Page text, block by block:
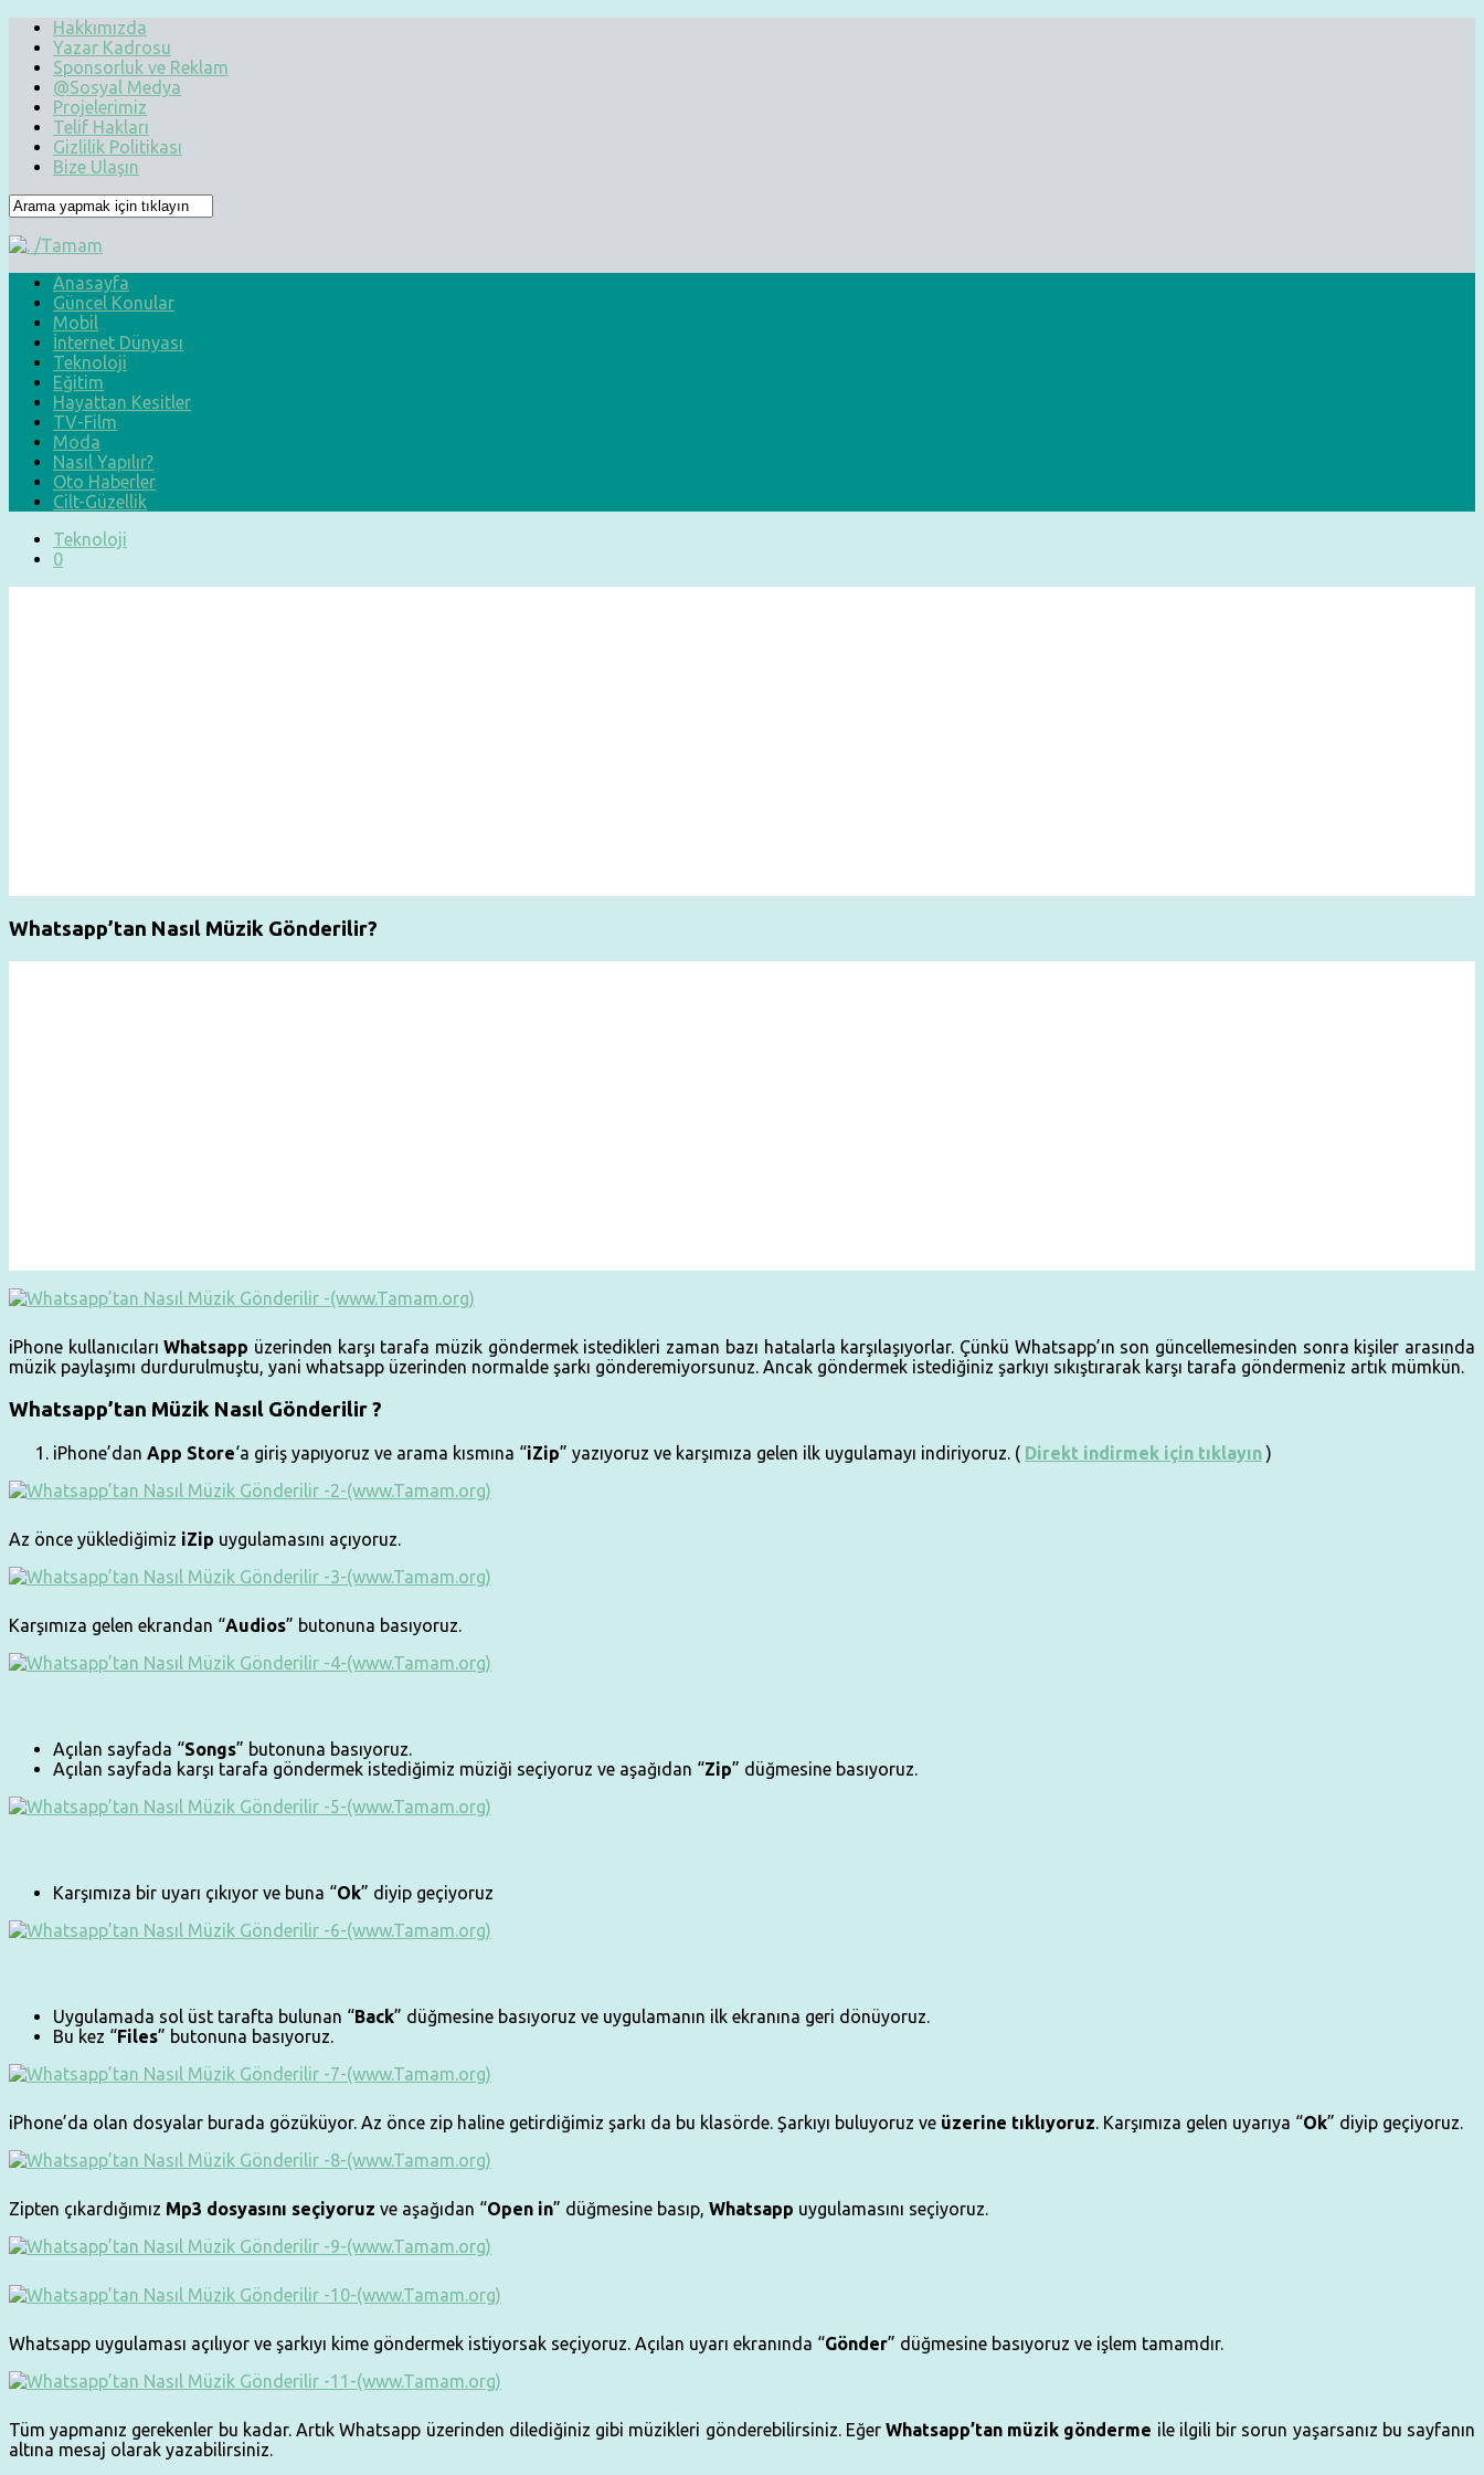
Hakkımızda
Yazar Kadrosu
Sponsorluk ve Reklam
@Sosyal Medya
Projelerimiz
Telif Hakları
Gizlilik Politikası
Bize Ulaşın
Anasayfa
Güncel Konular
Mobil
İnternet Dünyası
Teknoloji
Eğitim
Hayattan Kesitler
TV-Film
Moda
Nasıl Yapılır?
Oto Haberler
Cilt-Güzellik
Teknoloji
0
Whatsapp’tan Nasıl Müzik Gönderilir?
iPhone kullanıcılarıWhatsapp üzerinden karşı tarafa müzik göndermek istedikleri zaman bazı hatalarla karşılaşıyorlar. Çünkü Whatsapp’ın son güncellemesinden sonra kişiler arasında
müzik paylaşımı durdurulmuştu, yani whatsapp üzerinden normalde şarkı gönderemiyorsunuz. Ancak göndermek istediğiniz şarkıyı sıkıştırarak karşı tarafa göndermeniz artık mümkün.
Whatsapp’tan Müzik Nasıl Gönderilir ?
iPhone’dan App Store‘a giriş yapıyoruz ve arama kısmına “iZip” yazıyoruz ve karşımıza gelen ilk uygulamayı indiriyoruz. ( Direkt indirmek için tıklayın)
Az önce yüklediğimiz iZip uygulamasını açıyoruz.
Karşımıza gelen ekrandan “Audios” butonuna basıyoruz.
Açılan sayfada “Songs” butonuna basıyoruz.
Açılan sayfada karşı tarafa göndermek istediğimiz müziği seçiyoruz ve aşağıdan “Zip” düğmesine basıyoruz.
Karşımıza bir uyarı çıkıyor ve buna “Ok” diyip geçiyoruz
Uygulamada sol üst tarafta bulunan “Back” düğmesine basıyoruz ve uygulamanın ilk ekranına geri dönüyoruz.
Bu kez “Files” butonuna basıyoruz.
iPhone’da olan dosyalar burada gözüküyor. Az önce zip haline getirdiğimiz şarkı da bu klasörde. Şarkıyı buluyoruz ve üzerine tıklıyoruz. Karşımıza gelen uyarıya “Ok” diyip geçiyoruz.
Zipten çıkardığımız Mp3 dosyasını seçiyoruz ve aşağıdan “Open in” düğmesine basıp, Whatsapp uygulamasını seçiyoruz.
Whatsapp uygulaması açılıyor ve şarkıyı kime göndermek istiyorsak seçiyoruz. Açılan uyarı ekranında “Gönder” düğmesine basıyoruz ve işlem tamamdır.
Tüm yapmanız gerekenler bu kadar. Artık Whatsapp üzerinden dilediğiniz gibi müzikleri gönderebilirsiniz. Eğer Whatsapp’tan müzik gönderme ile ilgili bir sorun yaşarsanız bu sayfanın
altına mesaj olarak yazabilirsiniz.